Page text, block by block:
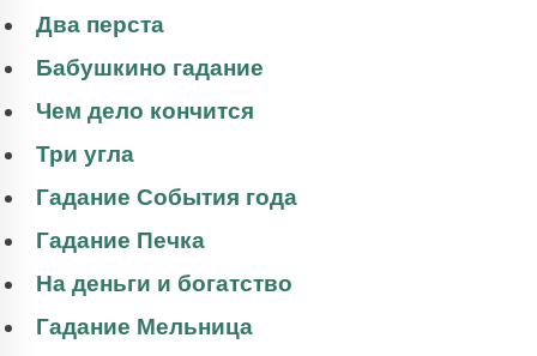
Два перста
Бабушкино гадание
Чем дело кончится
Три угла
Гадание События года
Гадание Печка
На деньги и богатство
Гадание Мельница